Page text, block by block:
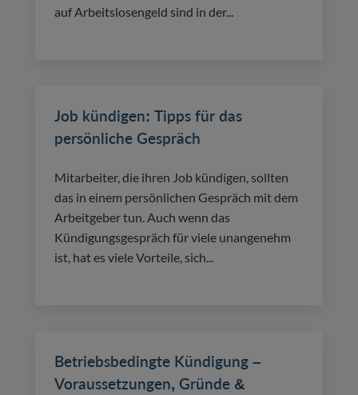
auf Arbeitslosengeld sind in der...
Job kündigen: Tipps für das
persönliche Gespräch
Mitarbeiter, die ihren Job kündigen, sollten
das in einem persönlichen Gespräch mit dem
Arbeitgeber tun. Auch wenn das
Kündigungsgespräch für viele unangenehm
ist, hat es viele Vorteile, sich...
Betriebsbedingte Kündigung –
Voraussetzungen, Gründe &